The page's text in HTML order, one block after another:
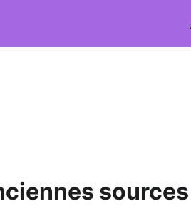
sources